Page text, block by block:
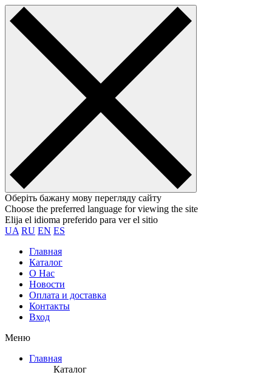
Оберіть бажану мову перегляду сайту
Choose the preferred language for viewing the site
Elija el idioma preferido para ver el sitio
UA RU EN ES
Главная
Каталог
О Нас
Новости
Оплата и доставка
Контакты
Вход
Меню
Главная
Каталог